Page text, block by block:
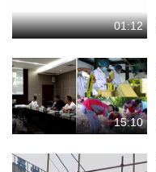
01:12
15:10